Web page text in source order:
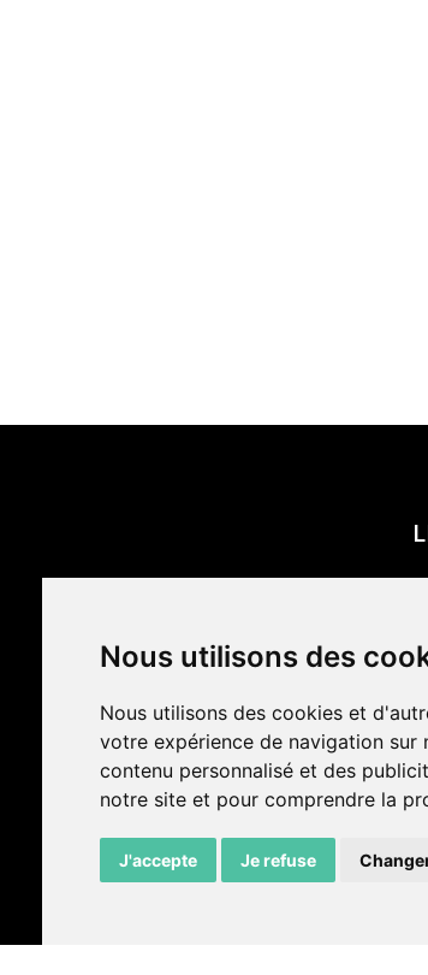
Nous utilisons des
Nous utilisons des cookies et
votre expérience de navigation
contenu personnalisé et des
notre site et pour comprendre la
J'accepte Je refuse